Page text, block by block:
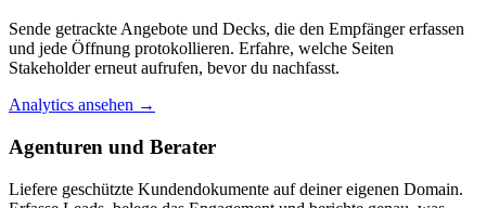
Sende getrackte Angebote und Decks, die den Empfänger erfassen
und jede Öffnung protokollieren. Erfahre, welche Seiten
Stakeholder erneut aufrufen, bevor du nachfasst.
Analytics ansehen →
Agenturen und Berater
Liefere geschützte Kundendokumente auf deiner eigenen Domain.